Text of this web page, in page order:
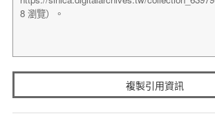
複製引用資訊